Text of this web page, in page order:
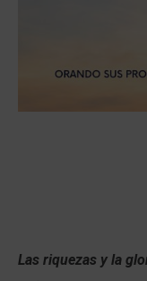
Las riquezas y la